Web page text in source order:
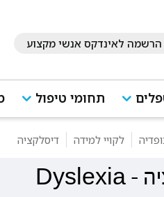
הרשמה לאינדקס אנשי מקצוע
תחומי טיפול
לקויי למידה דיסלקציה
Dyslexia -